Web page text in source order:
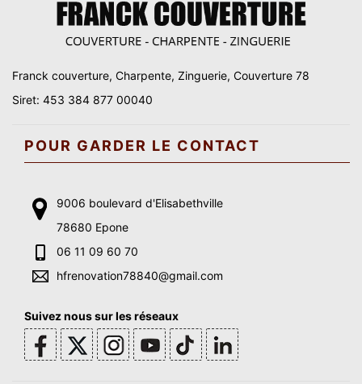
Franck couverture, Charpente, Zinguerie, Couverture 78
Siret: 453 384 877 00040
POUR GARDER LE CONTACT
9006 boulevard d'Elisabethville
78680 Epone
06 11 09 60 70
hfrenovation78840@gmail.com
Suivez nous sur les réseaux